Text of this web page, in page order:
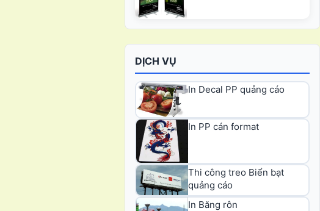
DỊCH VỤ
In Decal PP quảng cáo
In PP cán format
Thi công treo Biển bạt
quảng cáo
In Băng rôn